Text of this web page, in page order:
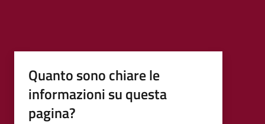
Quanto sono chiare le
informazioni su questa
pagina?